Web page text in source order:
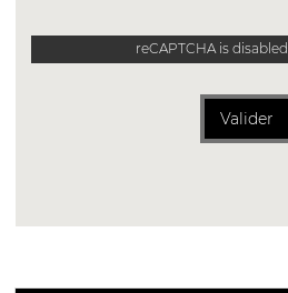
reCAPTCHA is disabled.
Valider